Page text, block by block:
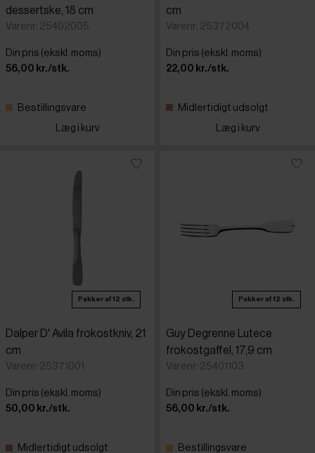
dessertske, 18 cm
Varenr: 25402005
Din pris (ekskl. moms)
56,00 kr./stk.
Bestillingsvare
Læg i kurv
cm
Varenr: 25372004
Din pris (ekskl. moms)
22,00 kr./stk.
Midlertidigt udsolgt
Læg i kurv
Pakker af 12 stk.
Dalper D' Avila frokostkniv, 21
cm
Varenr: 25371001
Din pris (ekskl. moms)
50,00 kr./stk.
Midlertidigt udsolgt
Pakker af 12 stk.
Guy Degrenne Lutece
frokostgaffel, 17,9 cm
Varenr: 25401103
Din pris (ekskl. moms)
56,00 kr./stk.
Bestillingsvare